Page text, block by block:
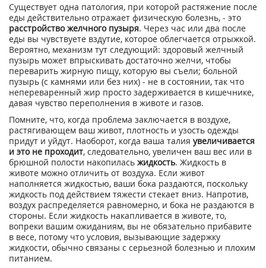
Существует одна патология, при которой растяжение после
еды действительно отражает физическую болезнь, - это
расстройство желчного пузыря. Через час или два после
еды вы чувствуете вздутие, которое облегчается отрыжкой.
Вероятно, механизм тут следующий: здоровый желчный
пузырь может впрыскивать достаточно желчи, чтобы
переварить жирную пищу, которую вы съели; больной
пузырь (с камнями или без них) - не в состоянии, так что
непереваренный жир просто задерживается в кишечнике,
давая чувство переполнения в животе и газов.
Помните, что, когда проблема заключается в воздухе,
растягивающем ваш живот, плотность и узость одежды
придут и уйдут. Наоборот, когда ваша талия увеличивается
и это не проходит, следовательно, увеличен ваш вес или в
брюшной полости накопилась жидкость. Жидкость в
животе можно отличить от воздуха. Если живот
наполняется жидкостью, ваши бока раздаются, поскольку
жидкость под действием тяжести стекает вниз. Напротив,
воздух распределяется равномерно, и бока не раздаются в
стороны. Если жидкость накапливается в животе, то,
вопреки вашим ожиданиям, вы не обязательно прибавите
в весе, потому что условия, вызывающие задержку
жидкости, обычно связаны с серьезной болезнью и плохим
питанием.